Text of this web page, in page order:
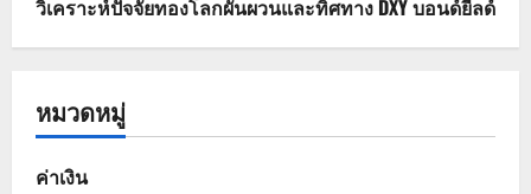
วิเคราะห์ปัจจัยทองโลกผันผวนและทิศทาง DXY บอนด์ยีลด์
หมวดหมู่
ค่าเงิน